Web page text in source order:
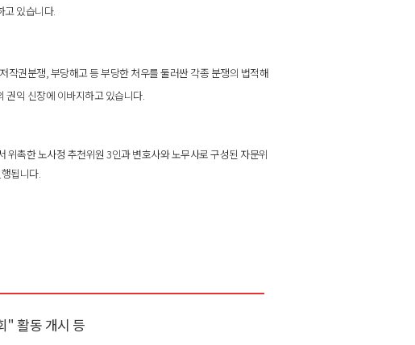
고 있습니다.
권분쟁, 부당해고 등 부당한 처우를 둘러싼 각종 분쟁의 법적해
권익 신장에 이바지하고 있습니다.
촉한 노사정 추천위원 3인과 변호사와 노무사로 구성된 자문위
됩니다.
" 활동 개시 등